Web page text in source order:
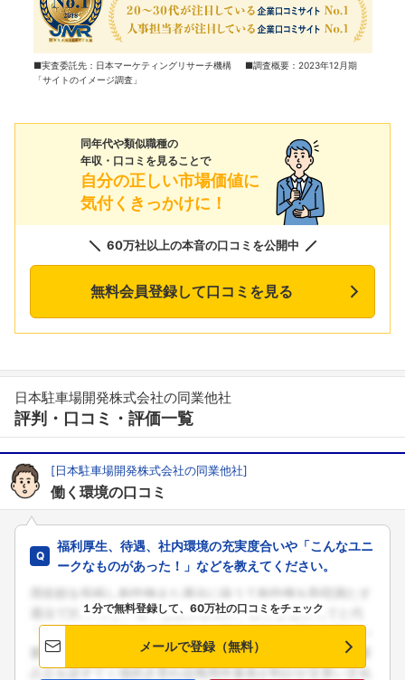
■実査委託先：日本マーケティングリサーチ機構 ■調査概要：2023年12月期
「サイトのイメージ調査」
同年代や類似職種の
年収・口コミを見ることで
自分の正しい市場価値に
気付くきっかけに！
60万社以上の本音の口コミを公開中
無料会員登録して口コミを見る
日本駐車場開発株式会社の同業他社
評判・口コミ・評価一覧
[日本駐車場開発株式会社の同業他社]
働く環境の口コミ
福利厚生、待遇、社内環境の充実度合いや「こんなユニ
ークなものがあった！」などを教えてください。
１分で無料登録して、60万社の口コミをチェック
メールで登録（無料）